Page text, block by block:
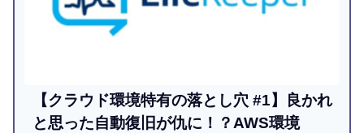
【クラウド環境特有の落とし穴 #1】良かれ
と思った自動復旧が仇に！？AWS環境